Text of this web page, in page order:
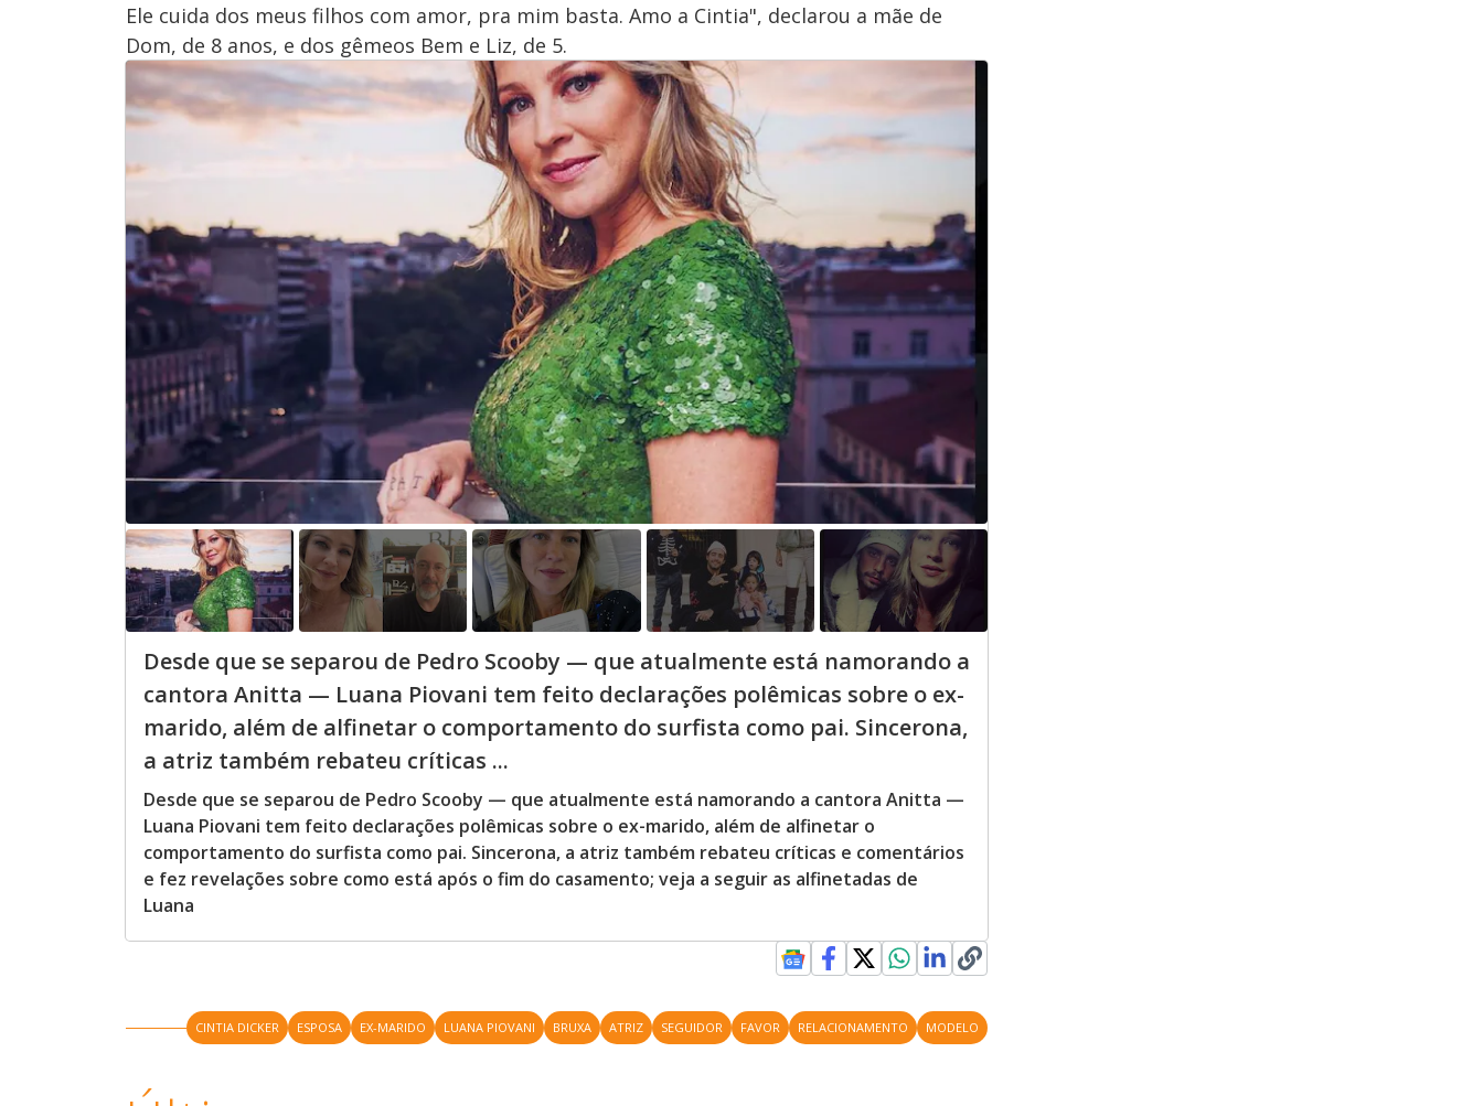
Ele cuida dos meus filhos com amor, pra mim basta. Amo a Cintia", declarou a mãe de
Dom, de 8 anos, e dos gêmeos Bem e Liz, de 5.
Desde que se separou de Pedro Scooby — que atualmente está namorando a
cantora Anitta — Luana Piovani tem feito declarações polêmicas sobre o ex-
marido, além de alfinetar o comportamento do surfista como pai. Sincerona,
a atriz também rebateu críticas ...
Desde que se separou de Pedro Scooby — que atualmente está namorando a cantora Anitta —
Luana Piovani tem feito declarações polêmicas sobre o ex-marido, além de alfinetar o
comportamento do surfista como pai. Sincerona, a atriz também rebateu críticas e comentários
e fez revelações sobre como está após o fim do casamento; veja a seguir as alfinetadas de
Luana
CINTIA DICKER ESPOSA EX-MARIDO LUANA PIOVANI BRUXA ATRIZ SEGUIDOR FAVOR RELACIONAMENTO MODELO